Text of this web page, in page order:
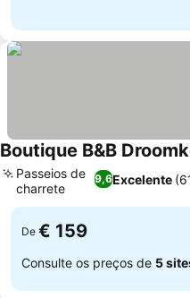
Boutique B&B
9,6Excelente
Passeios de
charrete
De € 159
Consulte os preços de 5